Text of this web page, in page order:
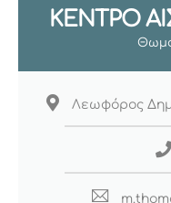
ΚΈΝΤΡΟ
Λεωφόρος